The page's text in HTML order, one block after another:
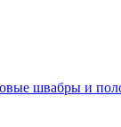
швабры и